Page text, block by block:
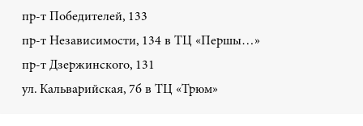
пр-т Победителей, 133
пр-т Независимости, 134 в ТЦ «Першы…»
пр-т Дзержинского, 131
ул. Кальварийская, 7б в ТЦ «Трюм»